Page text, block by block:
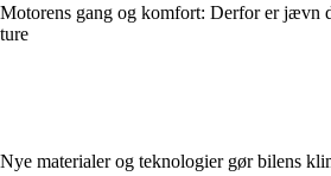
Motorens gang og komfort: Derfor er jævn
ture
Nye materialer og teknologier gør bilens